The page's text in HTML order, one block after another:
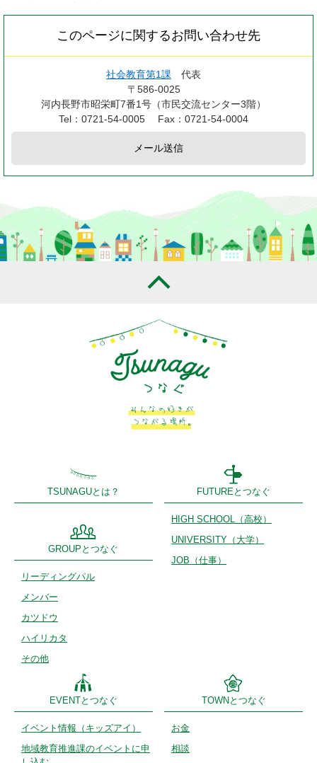
このページに関するお問い合わせ先
社会教育第1課
代表
〒586-0025
河内長野市昭栄町7番1号（市民交流センター3階）
Tel：0721-54-0005
Fax：0721-54-0004
メール送信
TSUNAGUとは？
GROUPとつなぐ
リーディングパル
メンバー
カツドウ
ハイリカタ
その他
FUTUREとつなぐ
HIGH SCHOOL （高校）
UNIVERSITY （大学）
JOB（仕事）
EVENTとつなぐ
イベント情報 （キッズアイ）
地域教育推進課のイベントに申
TOWNとつなぐ
お金
相談